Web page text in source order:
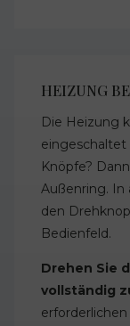
HEIZUNG
Die Heizung
eingeschaltet
Knöpfe?
Außenring. In
den
Bedienfeld.
Drehen Sie
vollständig